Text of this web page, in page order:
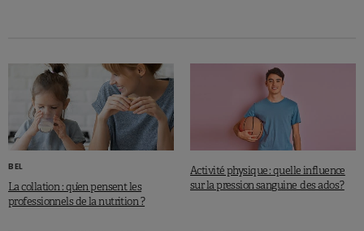
BEL
La collation : qu’en pensent les
professionnels de la nutrition ?
Activité physique : quelle influence
sur la pression sanguine des ados ?